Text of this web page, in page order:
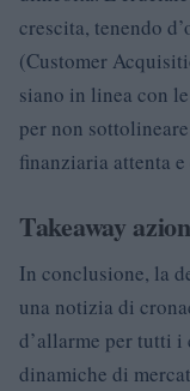
crescita, tenendo
(Customer
siano in linea con
per non
finanziaria attenta
Takeaway
In conclusione, la
una notizia di
d’allarme per tutti
dinamiche di